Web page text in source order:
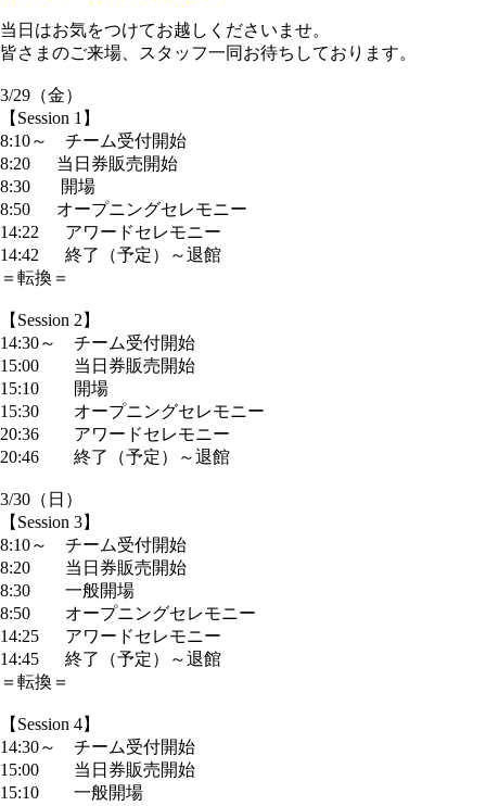
当日はお気をつけてお越しくださいませ。
皆さまのご来場、スタッフ一同お待ちしております。
3/29（金）
【Session 1】
8:10～ チーム受付開始
8:20 当日券販売開始
8:30 開場
8:50 オープニングセレモニー
14:22 アワードセレモニー
14:42 終了（予定）～退館
＝転換＝
【Session 2】
14:30～ チーム受付開始
15:00 当日券販売開始
15:10 開場
15:30 オープニングセレモニー
20:36 アワードセレモニー
20:46 終了（予定）～退館
3/30（日）
【Session 3】
8:10～ チーム受付開始
8:20 当日券販売開始
8:30 一般開場
8:50 オープニングセレモニー
14:25 アワードセレモニー
14:45 終了（予定）～退館
＝転換＝
【Session 4】
14:30～ チーム受付開始
15:00 当日券販売開始
15:10 一般開場